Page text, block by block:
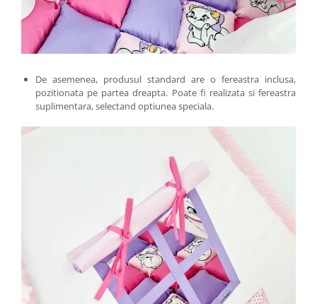
De asemenea, produsul standard are o fereastra inclusa,
pozitionata pe partea dreapta. Poate fi realizata si fereastra
suplimentara, selectand optiunea speciala.